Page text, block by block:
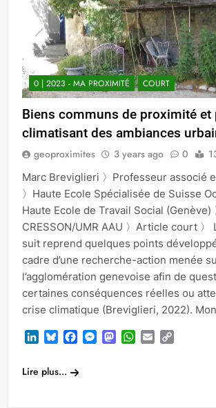
0 | 2023 - MA PROXIMITÉ COURT
Biens communs de proximité et
climatisant des ambiances
geoproximites 3 years ago 0
Marc Breviglieri 〉Professeur associé
〉Haute Ecole Spécialisée de Suisse
Haute Ecole de Travail Social (Genève)
CRESSON/UMR AAU 〉Article court 〉
suit reprend quelques points
cadre d’une recherche-action menée
l’agglomération genevoise afin de
certaines conséquences réelles ou
crise climatique (Breviglieri, 2022).
LinkedInBlueskyFacebook
Messenger
Mastodon
WhatsApp
Email
Lire plus...